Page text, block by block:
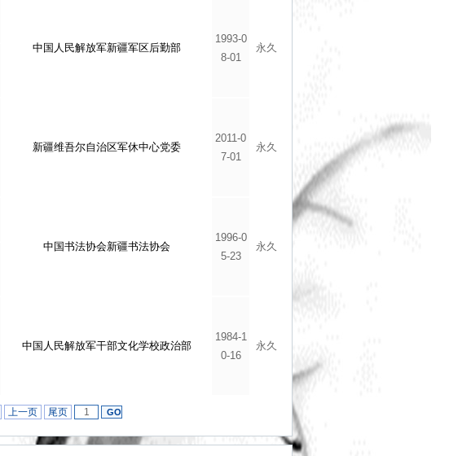
中国人民解放军新疆军区后勤部
1993-0
8-01
永久
新疆维吾尔自治区军休中心党委
2011-0
7-01
永久
中国书法协会新疆书法协会
1996-0
5-23
永久
中国人民解放军干部文化学校政治部
1984-1
0-16
永久
上一页 尾页